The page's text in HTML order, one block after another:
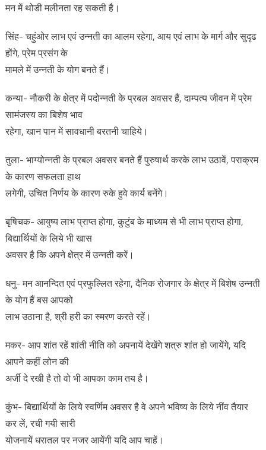
मन में थोडी मलीनता रह सकती है।
सिंह- चहुंओर लाभ एवं उन्नती का आलम रहेगा, आय एवं लाभ के मार्ग और सुदृढ
होंगे, प्रेम प्रसंग के
मामले में उन्नती के योग बनते हैं।
कन्या- नौकरी के क्षेत्र में पदोन्नती के प्रबल अवसर हैं, दाम्पत्य जीवन में प्रेम
सामंजस्य का बिशेष भाव
रहेगा, खान पान में सावधानी बरतनी चाहिये।
तुला- भाग्योन्नती के प्रबल अवसर बनते हैं पुरुषार्थ करके लाभ उठावें, पराक्रम
के कारण सफलता हाथ
लगेगी, उचित निर्णय के कारण रुके हुवे कार्य बनेंगे।
बृषिचक- आयुष्य लाभ प्राप्त होगा, कुटुंब के माध्यम से भी लाभ प्राप्त होगा,
बिद्यार्थियों के लिये भी खास
अवसर है कि अपने क्षेत्र में उन्नती करें।
धनु- मन आनन्दित एवं प्रफुल्लित रहेगा, दैनिक रोजगार के क्षेत्र में बिशेष उन्नती
के योग हैं बस आपको
लाभ उठाना है, श्री हरी का स्मरण करते रहें।
मकर- आप शांत रहें शांती नीति को अपनायें देखेंगे शत्रु शांत हो जायेंगे, यदि
आपने कहीं लोन की
अर्जी दे रखी है तो वो भी आपका काम तय है।
कुंभ- बिद्यार्थियों के लिये स्वर्णिम अवसर है वे अपने भविष्य के लिये नींव तैयार
कर लें, रची गयी सारी
योजनायें धरातल पर नजर आयेंगी यदि आप चाहें।